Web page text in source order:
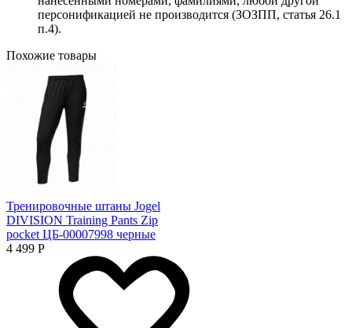
персонификацией не производится (ЗОЗПП, статья 26.1
п.4).
Похожие товары
Тренировочные штаны Jogel
DIVISION Training Pants Zip
pocket ЦБ-00007998 черные
4 499 Р